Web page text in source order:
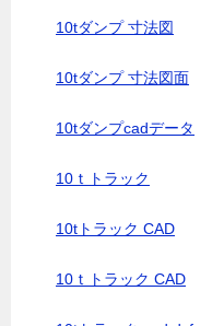
10tダンプ 寸法図
10tダンプ 寸法図面
10tダンプcadデータ
10ｔトラック
10tトラック CAD
10ｔトラック CAD